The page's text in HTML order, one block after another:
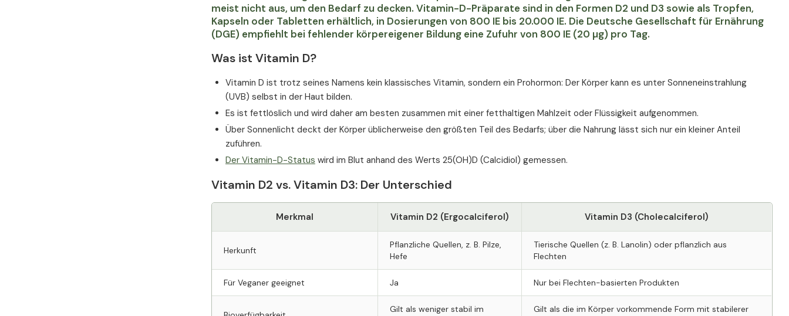
meist nicht aus, um den Bedarf zu decken. Vitamin-D-Präparate sind in den Formen D2 und D3 sowie als Tropfen,
Kapseln oder Tabletten erhältlich, in Dosierungen von 800 IE bis 20.000 IE. Die Deutsche Gesellschaft für Ernährung
(DGE) empfiehlt bei fehlender körpereigener Bildung eine Zufuhr von 800 IE (20 µg) pro Tag.
Was ist Vitamin D?
Vitamin D ist trotz seines Namens kein klassisches Vitamin, sondern ein Prohormon: Der Körper kann es unter Sonneneinstrahlung
(UVB) selbst in der Haut bilden.
Es ist fettlöslich und wird daher am besten zusammen mit einer fetthaltigen Mahlzeit oder Flüssigkeit aufgenommen.
Über Sonnenlicht deckt der Körper üblicherweise den größten Teil des Bedarfs; über die Nahrung lässt sich nur ein kleiner Anteil
zuführen.
Der Vitamin-D-Status wird im Blut anhand des Werts 25(OH)D (Calcidiol) gemessen.
Vitamin D2 vs. Vitamin D3: Der Unterschied
Merkmal Vitamin D2 (Ergocalciferol) Vitamin D3 (Cholecalciferol)
Herkunft
Pflanzliche Quellen, z. B. Pilze,
Hefe
Tierische Quellen (z. B. Lanolin) oder pflanzlich aus
Flechten
Für Veganer geeignet Ja Nur bei Flechten-basierten Produkten
Gilt als weniger stabil im
Gilt als die im Körper vorkommende Form mit stabilerer